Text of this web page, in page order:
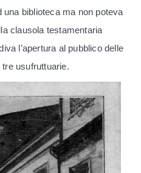
biblioteca ma non poteva
clausola testamentaria
l’apertura al pubblico delle
usufruttuarie.